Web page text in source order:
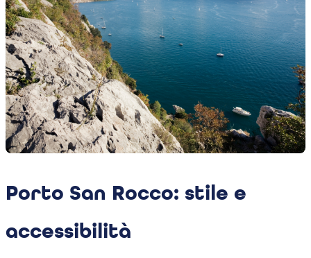
Porto San Rocco: stile e
accessibilità